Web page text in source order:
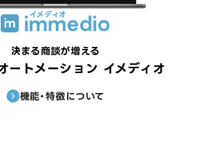
決まる商談が増える
ートメーション イメディオ
機能・特徴について